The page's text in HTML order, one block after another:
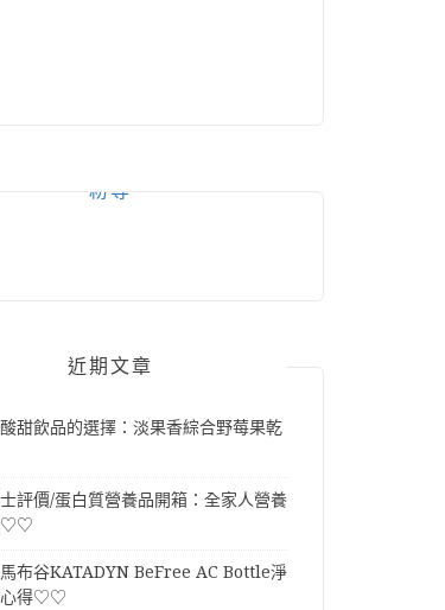
粉專
近期文章
甜飲品的選擇：淡果香綜合野莓果乾
評價/蛋白質營養品開箱：全家人營養
♡♡
布谷KATADYN BeFree AC Bottle淨
心得♡♡